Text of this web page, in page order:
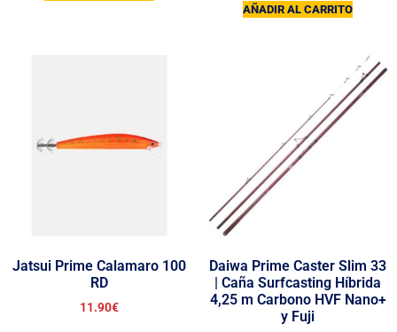
AÑADIR AL CARRITO
Jatsui Prime Calamaro 100
RD
11.90€
Daiwa Prime Caster Slim 33
| Caña Surfcasting Híbrida
4,25 m Carbono HVF Nano+
y Fuji